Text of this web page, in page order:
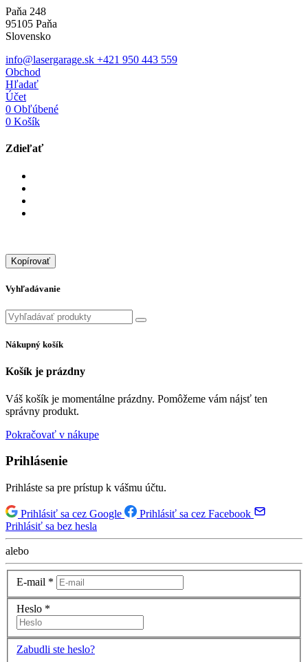
Paňa 248
95105 Paňa
Slovensko
info@lasergarage.sk +421 950 443 559
Obchod
Hľadať
Účet
0 Obľúbené
0 Košík
Zdieľať
Kopírovať
Vyhľadávanie
Nákupný košík
Košík je prázdny
Váš košík je momentálne prázdny. Pomôžeme vám nájsť ten
správny produkt.
Pokračovať v nákupe
Prihlásenie
Prihláste sa pre prístup k vášmu účtu.
Prihlásiť sa cez Google
Prihlásiť sa cez Facebook
Prihlásiť sa bez hesla
alebo
E-mail *
Heslo *
Zabudli ste heslo?